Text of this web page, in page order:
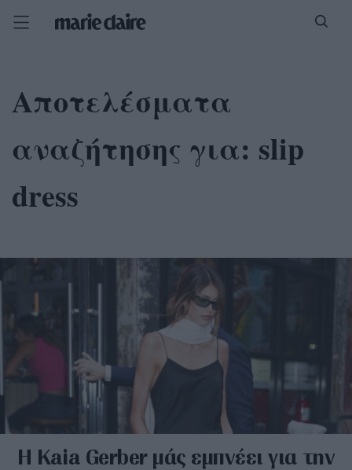
Αποτελέσματα
αναζήτησης για: slip
dress
Η Kaia Gerber μάς εμπνέει για την